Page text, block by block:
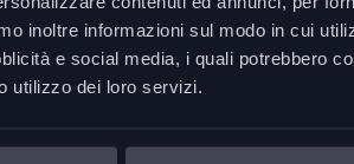
inoltre informazioni sul modo in cui
e social media, i quali potrebbero
utilizzo dei loro servizi.
conrivestimento in
combinazioni di colore.
in abbinamento al